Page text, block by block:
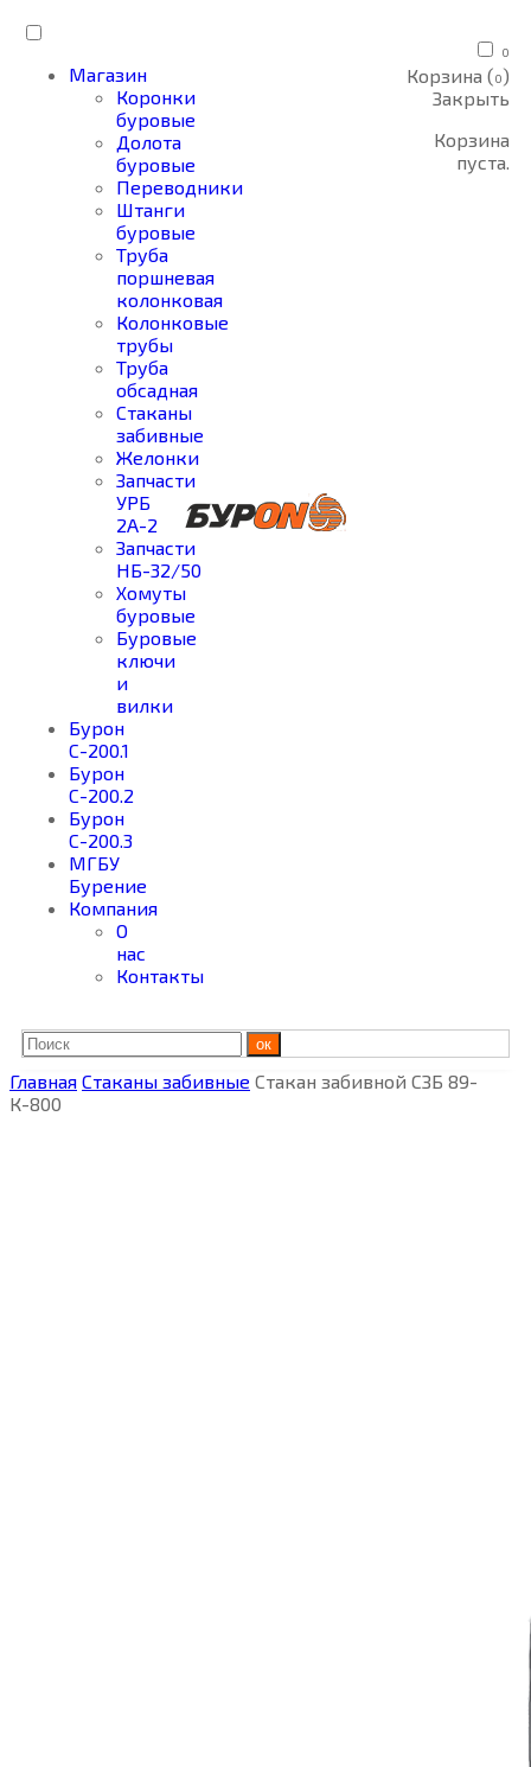
Магазин
Коронки
буровые
Долота
буровые
Переводники
Штанги
буровые
Труба
поршневая
колонковая
Колонковые
трубы
Труба
обсадная
Стаканы
забивные
Желонки
Запчасти
УРБ
2А-2
Запчасти
НБ-32/50
Хомуты
буровые
Буровые
ключи
и
вилки
Бурон
С-200.1
Бурон
С-200.2
Бурон
С-200.3
МГБУ
Бурение
Компания
О
нас
Контакты
0
Корзина (0)
Закрыть
Корзина
пуста.
ок
Главная Стаканы забивные Стакан забивной СЗБ 89-
К-800